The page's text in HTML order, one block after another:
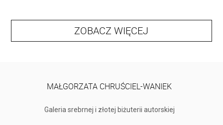
ZOBACZ WIĘCEJ
MAŁGORZATA CHRUŚCIEL-WANIEK
Galeria srebrnej i złotej biżuterii autorskiej